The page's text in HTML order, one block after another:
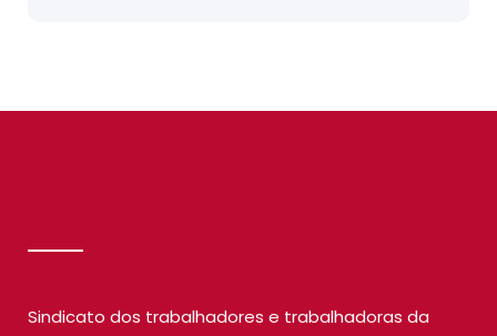
Sindicato dos trabalhadores e trabalhadoras da